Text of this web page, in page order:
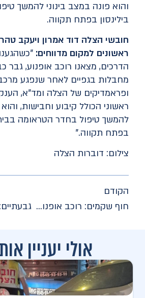
והוא פונה במצב בינוני להמשך
בילינסון בפתח תקווה.
חובשי הצלה דוד אמרון ויעקב
ראשונים למקום מדווחים:
מחבלות בגפיים לאחר שנפגע
ופראמדיקים של הצלה ומד"א,
ראשוני הכולל קיבוע וחבישות,
להמשך טיפול בחדר הטראומה בבית
בפתח תקווה."
צילום: דוברות הצלה
הקודם
חוף שקמים: רוכב אופנוע ים פונה במצב בינוני לאחר תאונה בין שני אופנועי ים
אולי יעניין